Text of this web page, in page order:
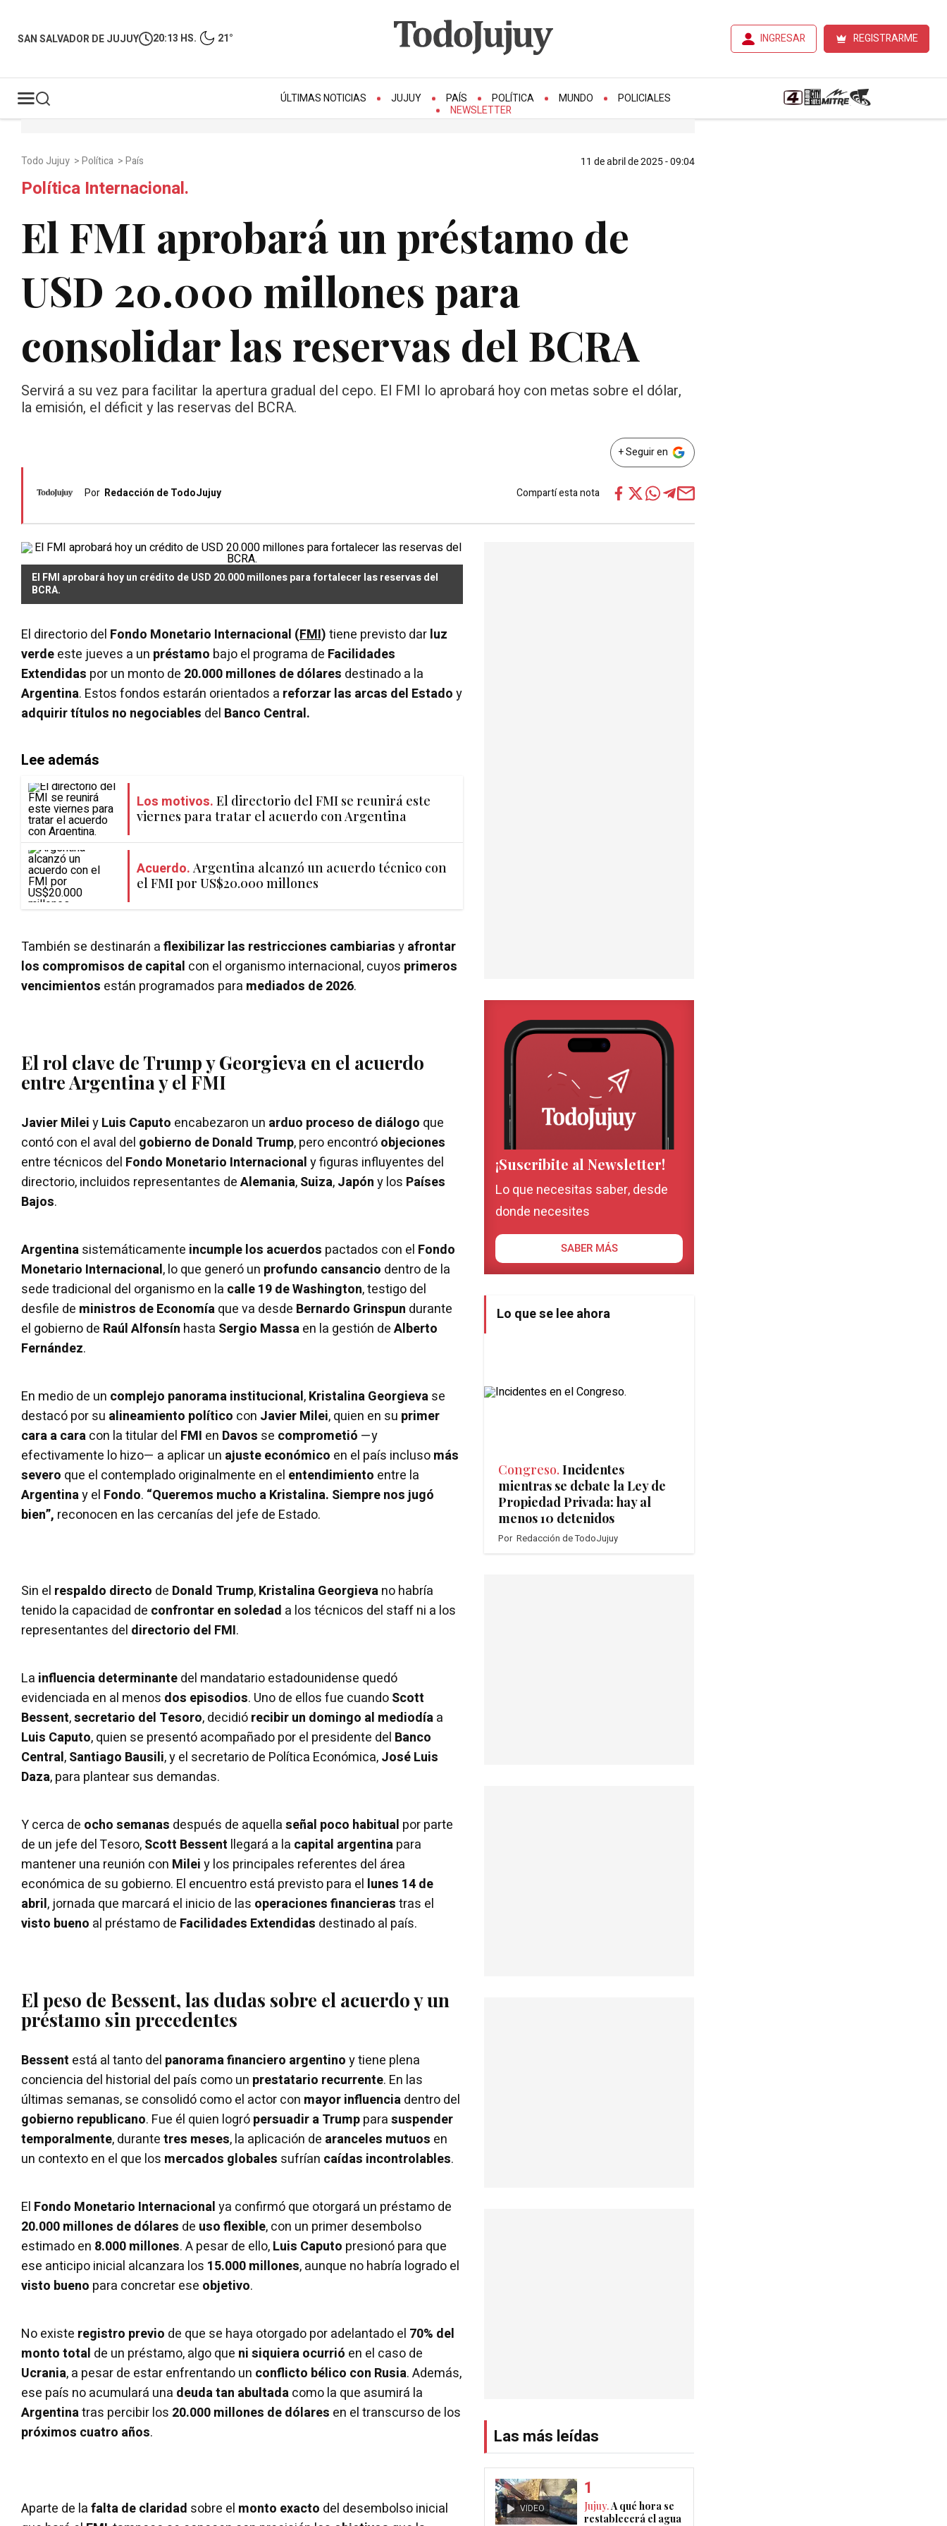
SAN SALVADOR DE JUJUY 20:13 HS. 21° INGRESAR REGISTRARME
ÚLTIMAS NOTICIAS JUJUY PAÍS POLÍTICA MUNDO
POLICIALES
NEWSLETTER
Todo Jujuy >Política >País 11 de abril de 2025 - 09:04
Política Internacional.
El FMI aprobará un préstamo de
USD 20.000 millones para
consolidar las reservas del BCRA
Servirá a su vez para facilitar la apertura gradual del cepo. El FMI lo aprobará hoy con metas sobre el dólar,
la emisión, el déficit y las reservas del BCRA.
+ Seguir en
Por Redacción de TodoJujuy Compartí esta nota
El FMI aprobará hoy un crédito de USD 20.000 millones para fortalecer las reservas del
BCRA.
El directorio del Fondo Monetario Internacional (FMI)tiene previsto darluz
verdeeste jueves a un préstamo bajo el programa de Facilidades
Extendidas por un monto de 20.000 millones de dólares destinado a la
Argentina. Estos fondos estarán orientados a reforzar las arcas del Estadoy
adquirir títulos no negociables del Banco Central.
Lee además
Los motivos. El directorio del FMI se reunirá este
viernes para tratar el acuerdo con Argentina
Acuerdo. Argentina alcanzó un acuerdo técnico con
el FMI por US$20.000 millones
También se destinarán aflexibilizar las restricciones cambiariasyafrontar
los compromisos de capital con el organismo internacional, cuyos primeros
vencimientos están programados para mediados de 2026.
El rol clave de Trump y Georgieva en el acuerdo
entre Argentina y el FMI
Javier MileiyLuis Caputo encabezaron un arduo proceso de diálogo que
contó con el aval del gobierno de Donald Trump, pero encontróobjeciones
entre técnicos del Fondo Monetario Internacionaly figuras influyentes del
directorio, incluidos representantes deAlemania,Suiza,Japóny los Países
Bajos.
Argentinasistemáticamente incumple los acuerdos pactados con el Fondo
Monetario Internacional, lo que generó un profundo cansancio dentro de la
sede tradicional del organismo en la calle 19 de Washington, testigo del
desfile de ministros de Economíaque va desde Bernardo Grinspun durante
el gobierno de Raúl Alfonsín hasta Sergio Massaen la gestión deAlberto
Fernández.
En medio de un complejo panorama institucional,Kristalina Georgievase
destacó por su alineamiento político con Javier Milei, quien en su primer
cara a caracon la titular del FMI en Davos se comprometió —y
efectivamente lo hizo— a aplicar un ajuste económico en el país inclusomás
severo que el contemplado originalmente en el entendimiento entre la
Argentinay el Fondo. “Queremos mucho a Kristalina. Siempre nos jugó
bien”, reconocen en las cercanías del jefe de Estado.
Sin el respaldo directo de Donald Trump,Kristalina Georgievano habría
tenido la capacidad de confrontar en soledad a los técnicos del staff ni a los
representantes del directorio del FMI.
La influencia determinantedel mandatario estadounidense quedó
evidenciada en al menos dos episodios. Uno de ellos fue cuandoScott
Bessent,secretario del Tesoro, decidiórecibir un domingo al mediodíaa
Luis Caputo, quien se presentó acompañado por el presidente del Banco
Central,Santiago Bausili, y el secretario de Política Económica,José Luis
Daza, para plantear sus demandas.
Y cerca de ocho semanas después de aquellaseñal poco habitual por parte
de un jefe del Tesoro,Scott Bessent llegará a la capital argentinapara
mantener una reunión con Mileiy los principales referentes del área
económica de su gobierno. El encuentro está previsto para el lunes 14 de
abril, jornada que marcará el inicio de las operaciones financierastras el
visto bueno al préstamo de Facilidades Extendidas destinado al país.
El peso de Bessent, las dudas sobre el acuerdo y un
préstamo sin precedentes
Bessent está al tanto del panorama financiero argentinoy tiene plena
conciencia del historial del país como un prestatario recurrente. En las
últimas semanas, se consolidó como el actor con mayor influenciadentro del
gobierno republicano. Fue él quien logrópersuadir a Trumpparasuspender
temporalmente, durantetres meses, la aplicación de aranceles mutuos en
un contexto en el que los mercados globales sufrían caídas incontrolables.
El Fondo Monetario Internacionalya confirmó que otorgará un préstamo de
20.000 millones de dólares de uso flexible, con un primer desembolso
estimado en 8.000 millones. A pesar de ello,Luis Caputo presionó para que
ese anticipo inicial alcanzara los 15.000 millones, aunque no habría logrado el
visto bueno para concretar ese objetivo.
No existe registro previo de que se haya otorgado por adelantado el 70% del
monto total de un préstamo, algo que ni siquiera ocurrió en el caso de
Ucrania, a pesar de estar enfrentando un conflicto bélico con Rusia. Además,
ese país no acumulará una deuda tan abultadacomo la que asumirá la
Argentinatras percibir los 20.000 millones de dólares en el transcurso de los
próximos cuatro años.
Aparte de lafalta de claridad sobre el monto exacto del desembolso inicial
¡Suscribite al Newsletter!
Lo que necesitas saber, desde
donde necesites
SABER MÁS
Lo que se lee ahora
Congreso. Incidentes
mientras se debate la Ley de
Propiedad Privada: hay al
menos 10 detenidos
Por Redacción de TodoJujuy
Las más leídas
VIDEO Jujuy.A qué hora se
restablecerá el agua